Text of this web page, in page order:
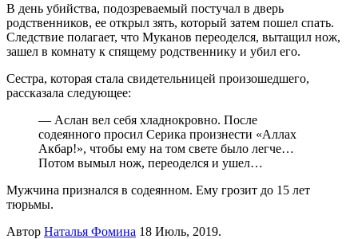
В день убийства, подозреваемый постучал в дверь
родственников, ее открыл зять, который затем пошел спать.
Следствие полагает, что Муканов переоделся, вытащил нож,
зашел в комнату к спящему родственнику и убил его.
Сестра, которая стала свидетельницей произошедшего,
рассказала следующее:
— Аслан вел себя хладнокровно. После
содеянного просил Серика произнести «Аллах
Акбар!», чтобы ему на том свете было легче…
Потом вымыл нож, переоделся и ушел…
Мужчина признался в содеянном. Ему грозит до 15 лет
тюрьмы.
Автор Наталья Фомина 18 Июль, 2019.